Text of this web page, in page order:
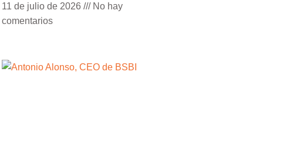
11 de julio de 2026
No hay
comentarios